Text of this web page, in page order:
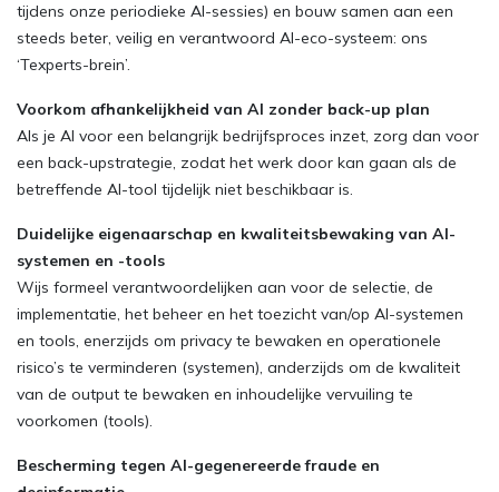
tijdens onze periodieke AI-sessies) en bouw samen aan een
steeds beter, veilig en verantwoord AI-eco-systeem: ons
‘Texperts-brein’.
Voorkom afhankelijkheid van AI zonder back-up plan
Als je AI voor een belangrijk bedrijfsproces inzet, zorg dan voor
een back-upstrategie, zodat het werk door kan gaan als de
betreffende AI-tool tijdelijk niet beschikbaar is.
Duidelijke eigenaarschap en kwaliteitsbewaking van AI-
systemen en -tools
Wijs formeel verantwoordelijken aan voor de selectie, de
implementatie, het beheer en het toezicht van/op AI-systemen
en tools, enerzijds om privacy te bewaken en operationele
risico’s te verminderen (systemen), anderzijds om de kwaliteit
van de output te bewaken en inhoudelijke vervuiling te
voorkomen (tools).
Bescherming tegen AI-gegenereerde fraude en